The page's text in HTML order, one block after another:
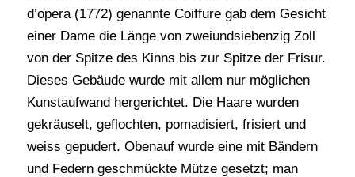
d’opera (1772) genannte Coiffure gab dem Gesicht
einer Dame die Länge von zweiundsiebenzig Zoll
von der Spitze des Kinns bis zur Spitze der Frisur.
Dieses Gebäude wurde mit allem nur möglichen
Kunstaufwand hergerichtet. Die Haare wurden
gekräuselt, geflochten, pomadisiert, frisiert und
weiss gepudert. Obenauf wurde eine mit Bändern
und Federn geschmückte Mütze gesetzt; man